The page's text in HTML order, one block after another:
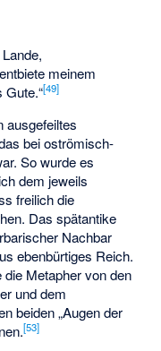
meinem
Gute.“[49]
ausgefeiltes
bei oströmisch-
So wurde es
dem jeweils
freilich die
Das spätantike
Nachbar
ebenbürtiges Reich.
Metapher von den
und dem
beiden „Augen der
[53]